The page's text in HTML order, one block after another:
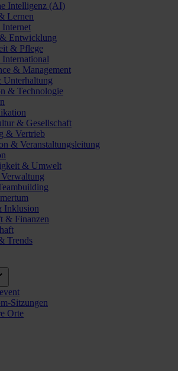
Intelligenz (AI)
Lernen
Entwicklung
& Pflege
& Management
Unterhaltung
& Technologie
& Gesellschaft
& Vertrieb
& Veranstaltungsleitung
& Umwelt
Inklusion
& Finanzen
Trends
Sitzungen
Orte